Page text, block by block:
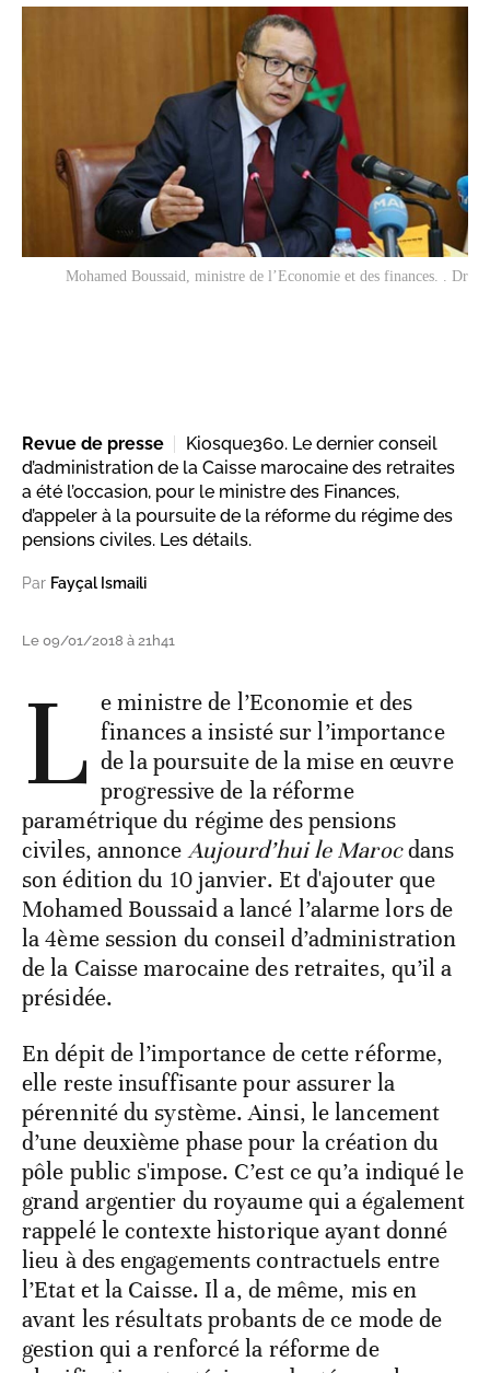
Mohamed Boussaid, ministre de l’Economie et des finances. . Dr
Revue de presse
Kiosque360. Le dernier conseil
d’administration de la Caisse marocaine des retraites
a été l’occasion, pour le ministre des Finances,
d’appeler à la poursuite de la réforme du régime des
pensions civiles. Les détails.
Par Fayçal Ismaili
Le 09/01/2018 à 21h41
L e ministre de l’Economie et des
finances a insisté sur l’importance
de la poursuite de la mise en œuvre
progressive de la réforme
paramétrique du régime des pensions
civiles, annonceAujourd’hui le Marocdans
son édition du 10 janvier. Et d'ajouter que
Mohamed Boussaid a lancé l’alarme lors de
la 4ème session du conseil d’administration
de la Caisse marocaine des retraites, qu’il a
présidée.
En dépit de l’importance de cette réforme,
elle reste insuffisante pour assurer la
pérennité du système. Ainsi, le lancement
d’une deuxième phase pour la création du
pôle public s'impose. C’est ce qu’a indiqué le
grand argentier du royaume qui a également
rappelé le contexte historique ayant donné
lieu à des engagements contractuels entre
l’Etat et la Caisse. Il a, de même, mis en
avant les résultats probants de ce mode de
gestion qui a renforcé la réforme de